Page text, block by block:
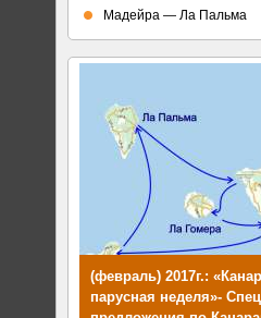
Мадейра — Ла Пальма
(февраль) 2017г.:
парусная неделя»-